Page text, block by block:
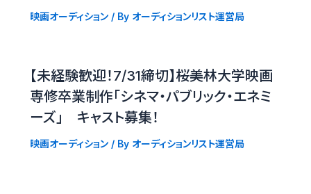
映画オーディション/ By オーディションリスト運営局
【未経験歓迎！7/31締切】桜美林大学映画
専修卒業制作「シネマ・パブリック・エネミ
ーズ」 キャスト募集！
映画オーディション/ By オーディションリスト運営局